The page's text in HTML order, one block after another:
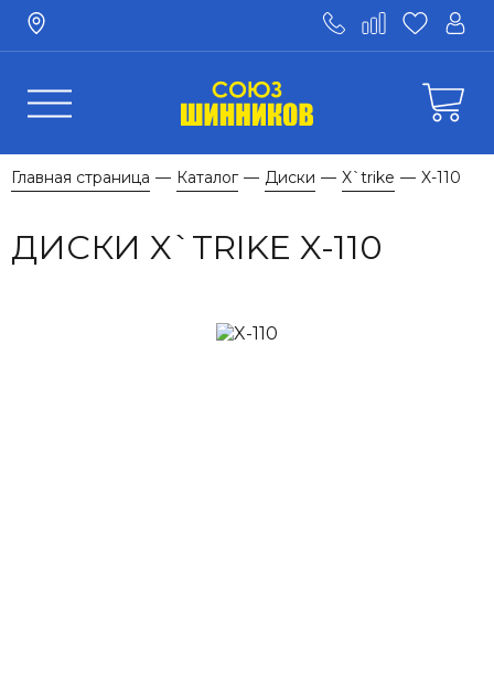
Главная страница — Каталог — Диски — X`trike — X-110
ДИСКИ X`TRIKE X-110